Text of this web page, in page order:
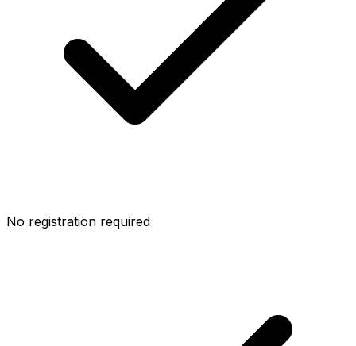
No registration required